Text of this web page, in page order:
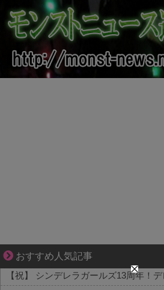
おすすめ人気記事
大変だけど幸せ。等身大の子育て物語。